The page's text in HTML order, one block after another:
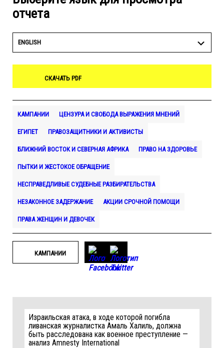
отчета
ENGLISH
СКАЧАТЬ PDF
КАМПАНИИ ЦЕНЗУРА И СВОБОДА ВЫРАЖЕНИЯ МНЕНИЙ
ЕГИПЕТ ПРАВОЗАЩИТНИКИ И АКТИВИСТЫ
БЛИЖНИЙ ВОСТОК И СЕВЕРНАЯ АФРИКА ПРАВО НА ЗДОРОВЬЕ
ПЫТКИ И ЖЕСТОКОЕ ОБРАЩЕНИЕ
НЕСПРАВЕДЛИВЫЕ СУДЕБНЫЕ РАЗБИРАТЕЛЬСТВА
НЕЗАКОННОЕ ЗАДЕРЖАНИЕ АКЦИИ СРОЧНОЙ ПОМОЩИ
ПРАВА ЖЕНЩИН И ДЕВОЧЕК
КАМПАНИИ
Израильская атака, в ходе которой погибла
ливанская журналистка Амаль Халиль, должна
быть расследована как военное преступление —
анализ Amnesty International